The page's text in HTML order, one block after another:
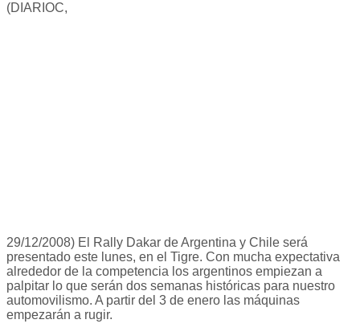
(DIARIOC,
29/12/2008) El Rally Dakar de Argentina y Chile será
presentado este lunes, en el Tigre. Con mucha expectativa
alrededor de la competencia los argentinos empiezan a
palpitar lo que serán dos semanas históricas para nuestro
automovilismo. A partir del 3 de enero las máquinas
empezarán a rugir.